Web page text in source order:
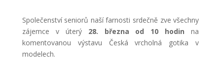
Společenství seniorů naší farnosti srdečně zve všechny
zájemce v úterý 28. března od 10 hodin na
komentovanou výstavu Česká vrcholná gotika v
modelech.